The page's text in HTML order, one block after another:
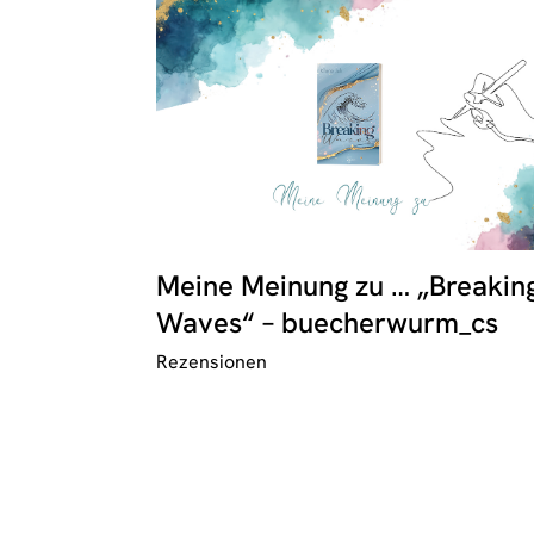
Meine Meinung zu …
Waves“ – buecherwurm_cs
Rezensionen